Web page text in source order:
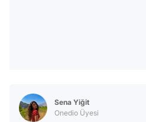
Sena Yiğit
Onedio Üyesi